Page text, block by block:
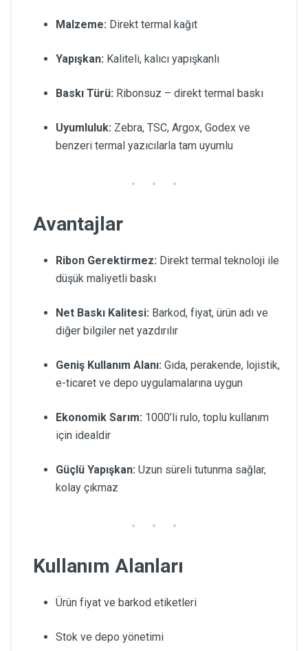
Malzeme: Direkt termal kağıt
Yapışkan: Kaliteli, kalıcı yapışkanlı
Baskı Türü: Ribonsuz – direkt termal baskı
Uyumluluk: Zebra, TSC, Argox, Godex ve
benzeri termal yazıcılarla tam uyumlu
Avantajlar
Ribon Gerektirmez: Direkt termal teknoloji ile
düşük maliyetli baskı
Net Baskı Kalitesi: Barkod, fiyat, ürün adı ve
diğer bilgiler net yazdırılır
Geniş Kullanım Alanı: Gıda, perakende, lojistik,
e-ticaret ve depo uygulamalarına uygun
Ekonomik Sarım: 1000’li rulo, toplu kullanım
için idealdir
Güçlü Yapışkan: Uzun süreli tutunma sağlar,
kolay çıkmaz
Kullanım Alanları
Ürün fiyat ve barkod etiketleri
Stok ve depo yönetimi